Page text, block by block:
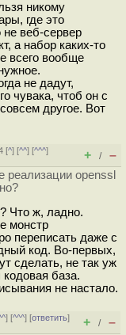
никому
где это
не веб-сервер
а набор каких-то
всего вообще
не дадут,
чувака, чтоб он с
другое. Вот
[^] [^^] [^^^]
+ / –
реализации openssl
Что ж, ладно.
монстр
переписать даже с
код. Во-первых,
сделать, не так уж
база.
не настало.
] [^^^] [ответить]
+ / –